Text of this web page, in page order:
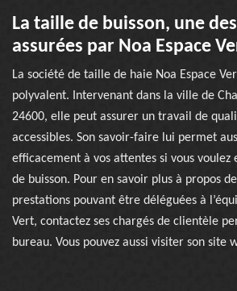
La taille de buisson, une
assurées par Noa Espace
La société de taille de haie Noa Espace
polyvalent. Intervenant dans la ville de
24600, elle peut assurer un travail de
accessibles. Son savoir-faire lui permet
efficacement à vos attentes si vous
de buisson. Pour en savoir plus à propos
prestations pouvant être déléguées à
Vert, contactez ses chargés de clientèle
bureau. Vous pouvez aussi visiter son site